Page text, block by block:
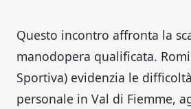
Questo incontro affronta la
manodopera qualificata.
Sportiva) evidenzia le
personale in Val di Fiemme,